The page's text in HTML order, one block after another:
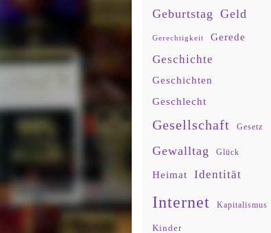
Geburtstag Geld
Gerechtigkeit Gerede
Geschichte
Geschichten
Geschlecht
Gesellschaft Gesetz
Gewalltag Glück
Heimat Identität
Internet Kapitalismus
Kinder